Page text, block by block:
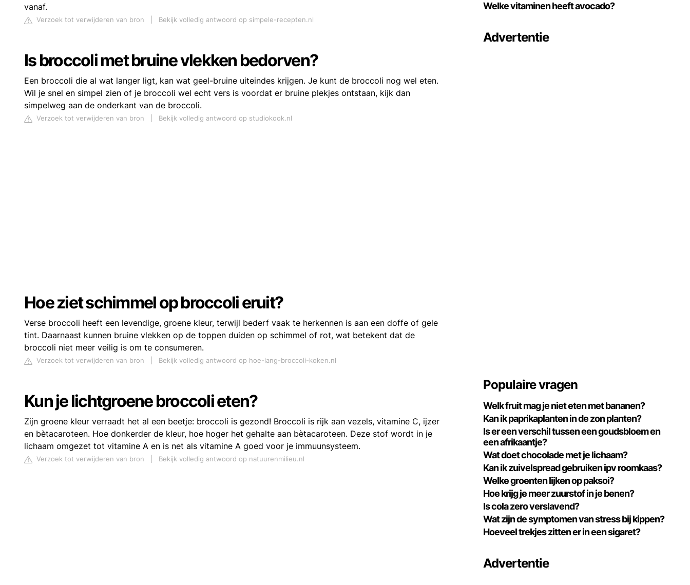
vanaf.
Verzoek tot verwijderen van bron Bekijk volledig antwoord op simpele-recepten.nl
Is broccoli met bruine vlekken bedorven?
Een broccoli die al wat langer ligt, kan wat geel-bruine uiteindes krijgen. Je kunt de broccoli nog wel eten.
Wil je snel en simpel zien of je broccoli wel echt vers is voordat er bruine plekjes ontstaan, kijk dan
simpelweg aan de onderkant van de broccoli.
Verzoek tot verwijderen van bron Bekijk volledig antwoord op studiokook.nl
Hoe ziet schimmel op broccoli eruit?
Verse broccoli ​heeft​ een levendige, groene kleur, terwijl bederf vaak te herkennen⁢ is aan een doffe of gele
tint. Daarnaast kunnen bruine vlekken op de ⁣toppen duiden op schimmel of rot, wat betekent dat de
broccoli niet meer veilig is om te consumeren.
Verzoek tot verwijderen van bron Bekijk volledig antwoord op hoe-lang-broccoli-koken.nl
Kun je lichtgroene broccoli eten?
Zijn groene kleur verraadt het al een beetje: broccoli is gezond! Broccoli is rijk aan vezels, vitamine C, ijzer
en bètacaroteen. Hoe donkerder de kleur, hoe hoger het gehalte aan bètacaroteen. Deze stof wordt in je
lichaam omgezet tot vitamine A en is net als vitamine A goed voor je immuunsysteem.
Verzoek tot verwijderen van bron Bekijk volledig antwoord op natuurenmilieu.nl
Welke vitaminen heeft avocado?
Advertentie
Populaire vragen
Welk fruit mag je niet eten met bananen?
Kan ik paprikaplanten in de zon planten?
Is er een verschil tussen een goudsbloem en
een afrikaantje?
Wat doet chocolade met je lichaam?
Kan ik zuivelspread gebruiken ipv roomkaas?
Welke groenten lijken op paksoi?
Hoe krijg je meer zuurstof in je benen?
Is cola zero verslavend?
Wat zijn de symptomen van stress bij kippen?
Hoeveel trekjes zitten er in een sigaret?
Advertentie